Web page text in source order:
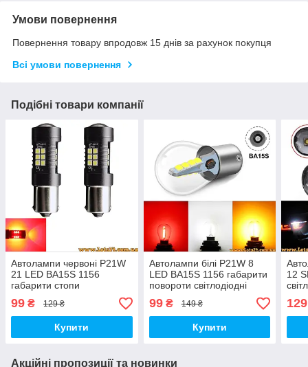
Умови повернення
Повернення товару впродовж 15 днів за рахунок покупця
Всі умови повернення
Подібні товари компанії
Автолампи червоні P21W
21 LED BA15S 1156
габарити стопи
світлодіодні лампи для
авто лед лампочки для
стопів стоп сигнал led
99 ₴ 129 ₴
Купити
Автолампи білі P21W 8
LED BA15S 1156 габарити
повороти світлодіодні
лампи для авто лед
лампочки задній хід лампи
заднього ходу led
99₴ 149 ₴
Купити
12
129
Акційні пропозиції та новинки